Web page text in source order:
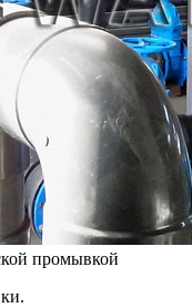
промывкой